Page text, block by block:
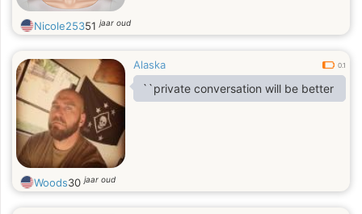
Nicole25351jaar oud
Alaska 0.1
``private conversation will be better
Woods30jaar oud